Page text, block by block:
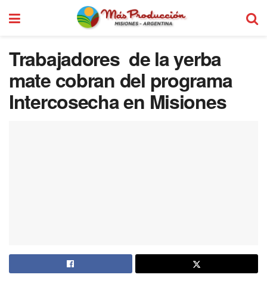
Trabajadores de la yerba
mate cobran del programa
Intercosecha en Misiones